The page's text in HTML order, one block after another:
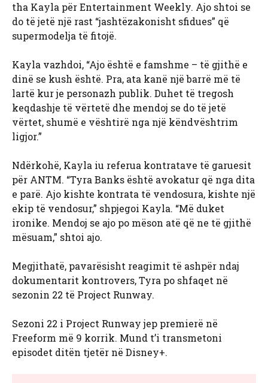
tha Kayla për Entertainment Weekly. Ajo shtoi se
do të jetë një rast “jashtëzakonisht sfidues” që
supermodelja të fitojë.
Kayla vazhdoi, “Ajo është e famshme – të gjithë e
dinë se kush është. Pra, ata kanë një barrë më të
lartë kur je personazh publik. Duhet të tregosh
keqdashje të vërtetë dhe mendoj se do të jetë
vërtet, shumë e vështirë nga një këndvështrim
ligjor.”
Ndërkohë, Kayla iu referua kontratave të garuesit
për ANTM. “Tyra Banks është avokatur që nga dita
e parë. Ajo kishte kontrata të vendosura, kishte një
ekip të vendosur,” shpjegoi Kayla. “Më duket
ironike. Mendoj se ajo po mëson atë që ne të gjithë
mësuam,” shtoi ajo.
Megjithatë, pavarësisht reagimit të ashpër ndaj
dokumentarit kontrovers, Tyra po shfaqet në
sezonin 22 të Project Runway.
Sezoni 22 i Project Runway jep premierë në
Freeform më 9 korrik. Mund t’i transmetoni
episodet ditën tjetër në Disney+.